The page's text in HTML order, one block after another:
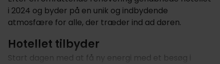
i 2024 og byder på en unik og indbydende
atmosfære for alle, der træder ind ad døren.
Hotellet tilbyder
Start dagen med at få ny energi med et besøg i